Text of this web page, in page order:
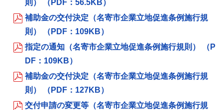
則） （PDF：56.5KB）
補助金の交付決定（名寄市企業立地促進条例施行規
則） （PDF：109KB）
指定の通知（名寄市企業立地促進条例施行規則） （P
DF：109KB）
補助金の交付決定（名寄市企業立地促進条例施行規
則） （PDF：127KB）
交付申請の変更等（名寄市企業立地促進条例施行規